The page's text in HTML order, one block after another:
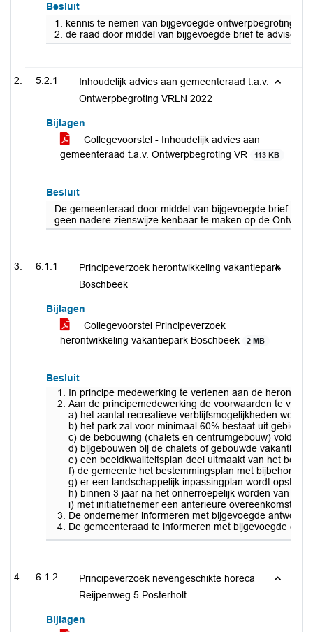
Besluit
1. kennis te nemen van bijgevoegde ontwerpbegroting
2. de raad door middel van bijgevoegde brief te
5.2.1
Inhoudelijk advies aan gemeenteraad t.a.v.
Ontwerpbegroting VRLN 2022
Bijlagen
Collegevoorstel - Inhoudelijk advies aan
gemeenteraad t.a.v. Ontwerpbegroting VR
113 KB
Besluit
De gemeenteraad door middel van bijgevoegde brief als
geen nadere zienswijze kenbaar te maken op de
6.1.1
Principeverzoek herontwikkeling vakantiepark
Boschbeek
Bijlagen
Collegevoorstel Principeverzoek
herontwikkeling vakantiepark Boschbeek
2 MB
Besluit
In principe medewerking te verlenen aan de
Aan de principemedewerking de voorwaarden te
a) het aantal recreatieve verblijfsmogelijkheden wordt
b) het park zal voor minimaal 60% bestaat uit
c) de bebouwing (chalets en centrumgebouw)
d) bijgebouwen bij de chalets of gebouwde
e) een beeldkwaliteitsplan deel uitmaakt van het
f) de gemeente het bestemmingsplan met
g) er een landschappelijk inpassingplan wordt opstelt
h) binnen 3 jaar na het onherroepelijk worden van
i) met initiatiefnemer een anterieure overeenkomst
De ondernemer informeren met bijgevoegde
De gemeenteraad te informeren met bijgevoegde
6.1.2
Principeverzoek nevengeschikte horeca
Reijpenweg 5 Posterholt
Bijlagen